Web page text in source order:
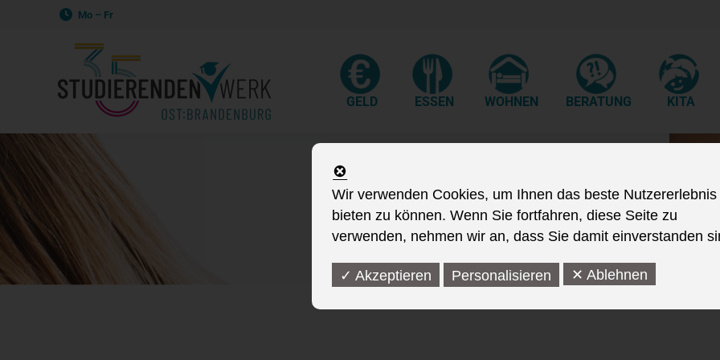
Mo – Fr
GELD ESSEN WOHNEN BERATUNG KITA
Wir verwenden Cookies, um Ihnen das beste Nutzererlebnis
bieten zu können. Wenn Sie fortfahren, diese Seite zu
verwenden, nehmen wir an, dass Sie damit einverstanden
✓ Akzeptieren Personalisieren ✕ Ablehnen